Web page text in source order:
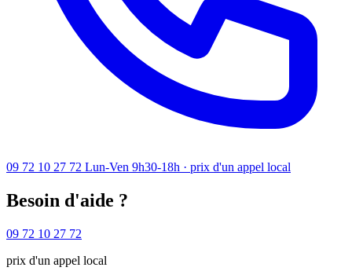
09 72 10 27 72 Lun-Ven 9h30-18h · prix d'un appel local
Besoin d'aide ?
09 72 10 27 72
prix d'un appel local